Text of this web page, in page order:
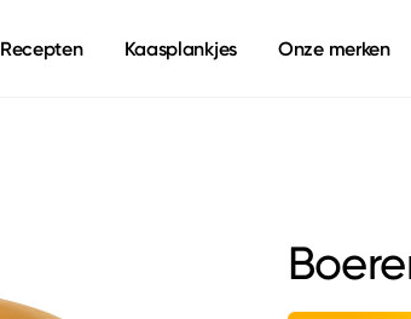
Recepten Kaasplankjes Onze merken